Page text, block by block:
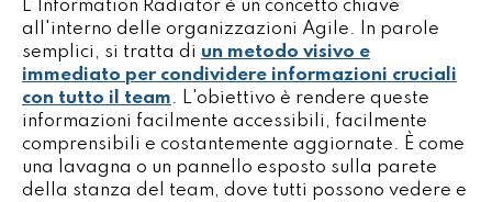
L'Information Radiator è un concetto chiave
all'interno delle organizzazioni Agile. In parole
semplici, si tratta di un metodo visivo e
immediato per condividere informazioni cruciali
con tutto il team. L'obiettivo è rendere queste
informazioni facilmente accessibili, facilmente
comprensibili e costantemente aggiornate. È come
una lavagna o un pannello esposto sulla parete
della stanza del team, dove tutti possono vedere e